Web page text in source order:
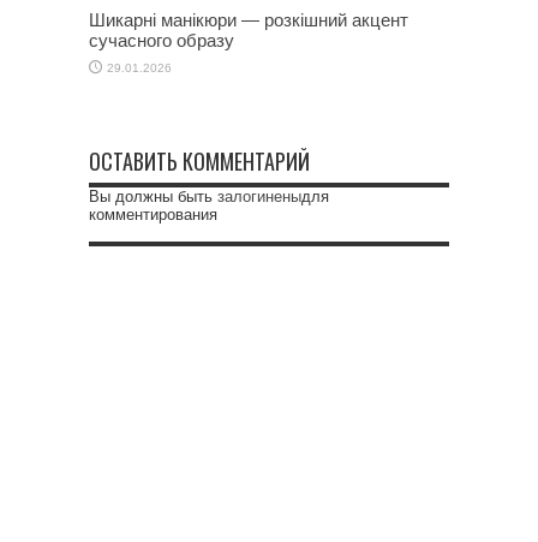
Шикарні манікюри — розкішний акцент
сучасного образу
29.01.2026
ОСТАВИТЬ КОММЕНТАРИЙ
Вы должны быть залогиненыдля
комментирования